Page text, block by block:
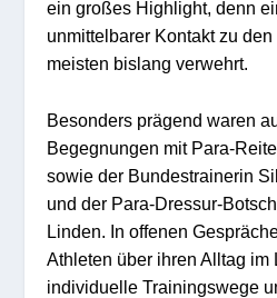
ein großes Highlight, denn
unmittelbarer Kontakt zu
meisten bislang verwehrt.
Besonders prägend waren
Begegnungen mit Para-
sowie der Bundestrainerin
und der Para-Dressur-
Linden. In offenen
Athleten über ihren Alltag im
individuelle Trainingswege